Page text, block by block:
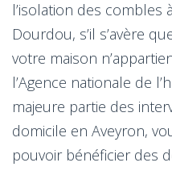
l’isolation des combles
Dourdou, s’il s’avère
votre maison
l’Agence nationale de
majeure partie des
domicile en Aveyron,
pouvoir bénéficier des